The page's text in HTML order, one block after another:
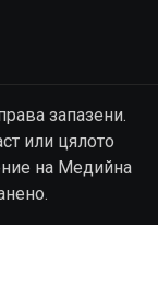
запазени.
или цялото
на Медийна